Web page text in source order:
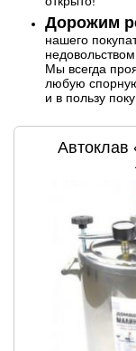
Дорожим
нашего
Мы всегда
любую
и в пользу
Автоклав